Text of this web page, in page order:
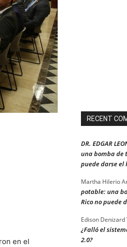
en el
RECENT
DR. EDGAR
una bomba de
puede darse el
Martha Hilerio
potable: una
Rico no puede
Edison Denizard
¿Falló el
2.0?